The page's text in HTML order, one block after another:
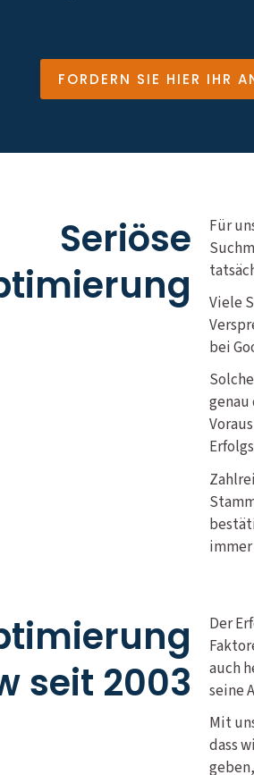
FORDERN SIE HIER IHR
Seriöse
Für
Viele
bei
seit 2003
Der
auch
seine
Mit
dass